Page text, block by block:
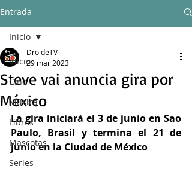
Entrada
Inicio
Cine
Música
Libros
Mascotas
Series
Inicio
Steve vai anuncia gira por
México
DroideTV
29 mar 2023
La gira iniciará el 3 de junio en Sao
Paulo, Brasil y termina el 21 de
junio en la Ciudad de México